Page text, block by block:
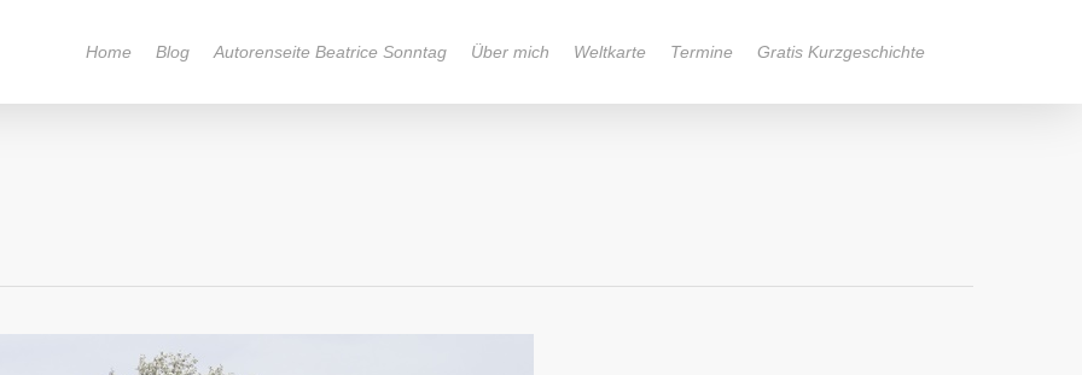
Home Blog Autorenseite Beatrice Sonntag Über mich Weltkarte Termine Gratis Kurzgeschichte